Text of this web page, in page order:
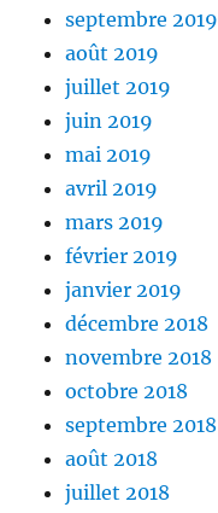
septembre 2019
août 2019
juillet 2019
juin 2019
mai 2019
avril 2019
mars 2019
février 2019
janvier 2019
décembre 2018
novembre 2018
octobre 2018
septembre 2018
août 2018
juillet 2018